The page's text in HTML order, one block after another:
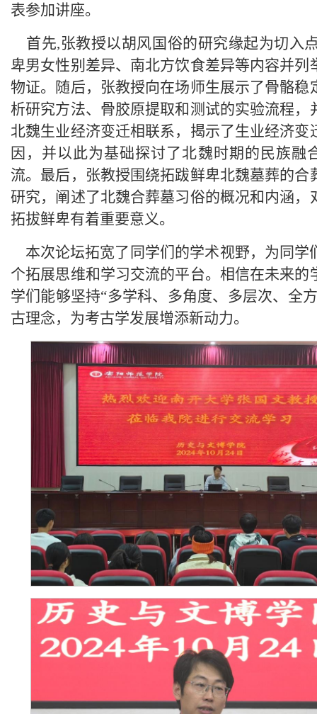
表参加讲座。
首先,张教授以胡风国俗的研究缘起为切入
卑男女性别差异、南北方饮食差异等内容并列
物证。随后，张教授向在场师生展示了骨骼稳
析研究方法、骨胶原提取和测试的实验流程，
北魏生业经济变迁相联系，揭示了生业经济变
因，并以此为基础探讨了北魏时期的民族融
流。最后，张教授围绕拓跋鲜卑北魏墓葬的合
研究，阐述了北魏合葬墓习俗的概况和内涵，
拓拔鲜卑有着重要意义。
本次论坛拓宽了同学们的学术视野，为同学
个拓展思维和学习交流的平台。相信在未来的
学们能够坚持“多学科、多角度、多层次、全
古理念，为考古学发展增添新动力。